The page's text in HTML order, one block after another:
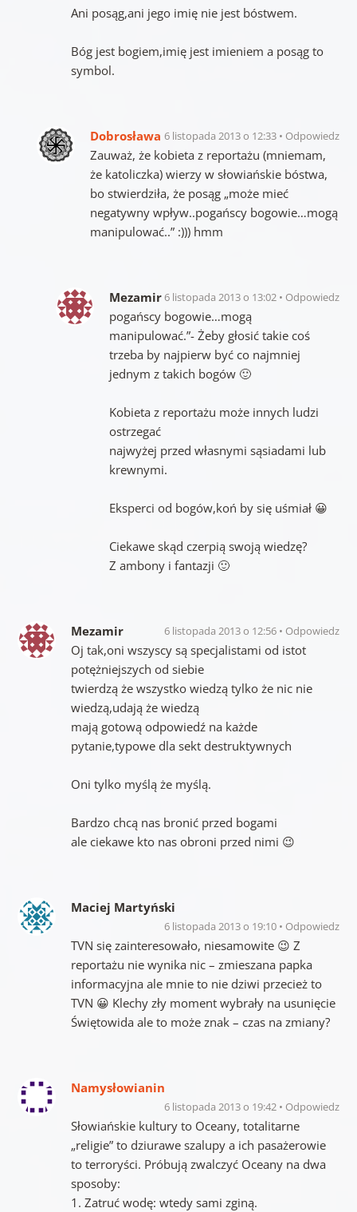
Ani posąg,ani jego imię nie jest bóstwem.
Bóg jest bogiem,imię jest imieniem a posąg to
symbol.
Dobrosława 6 listopada 2013 o 12:33 Odpowiedz
Zauważ, że kobieta z reportażu (mniemam,
że katoliczka) wierzy w słowiańskie bóstwa,
bo stwierdziła, że posąg „może mieć
negatywny wpływ..pogańscy bogowie…mogą
manipulować..” :))) hmm
Mezamir6 listopada 2013 o 13:02 Odpowiedz
pogańscy bogowie…mogą
manipulować.”- Żeby głosić takie coś
trzeba by najpierw być co najmniej
jednym z takich bogów 🙂
Kobieta z reportażu może innych ludzi
ostrzegać
najwyżej przed własnymi sąsiadami lub
krewnymi.
Eksperci od bogów,koń by się uśmiał 😀
Ciekawe skąd czerpią swoją wiedzę?
Z ambony i fantazji 🙂
Mezamir 6 listopada 2013 o 12:56 Odpowiedz
Oj tak,oni wszyscy są specjalistami od istot
potężniejszych od siebie
twierdzą że wszystko wiedzą tylko że nic nie
wiedzą,udają że wiedzą
mają gotową odpowiedź na każde
pytanie,typowe dla sekt destruktywnych
Oni tylko myślą że myślą.
Bardzo chcą nas bronić przed bogami
ale ciekawe kto nas obroni przed nimi 😉
Maciej Martyński
6 listopada 2013 o 19:10 Odpowiedz
TVN się zainteresowało, niesamowite 😉 Z
reportażu nie wynika nic – zmieszana papka
informacyjna ale mnie to nie dziwi przecież to
TVN 😀 Klechy zły moment wybrały na usunięcie
Świętowida ale to może znak – czas na zmiany?
Namysłowianin
6 listopada 2013 o 19:42 Odpowiedz
Słowiańskie kultury to Oceany, totalitarne
„religie” to dziurawe szalupy a ich pasażerowie
to terroryści. Próbują zwalczyć Oceany na dwa
sposoby:
1. Zatruć wodę: wtedy sami zginą.